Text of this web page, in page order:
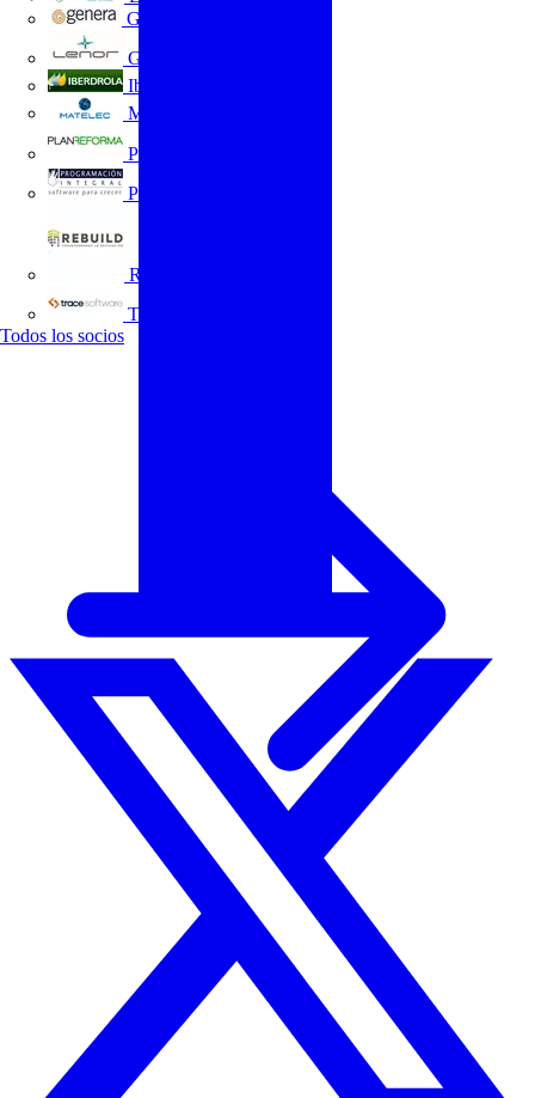
GENERA
Grupo Lenor
Iberdrola
MATELEC
Plan Reforma
Programación Integral
REBUILD
Trace Software
Todos los socios